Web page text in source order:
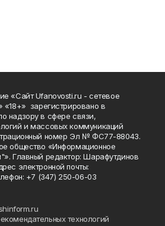
«Сайт Ufanovosti.ru - сетевое
«18+» зарегистрировано в
надзору в сфере связи,
и массовых коммуникаций
номер Эл № ФС77-88043.
общество «Информационное
Главный редактор: Шарафутдинов
электронной почты:
+7 (347) 250-06-03
технологий